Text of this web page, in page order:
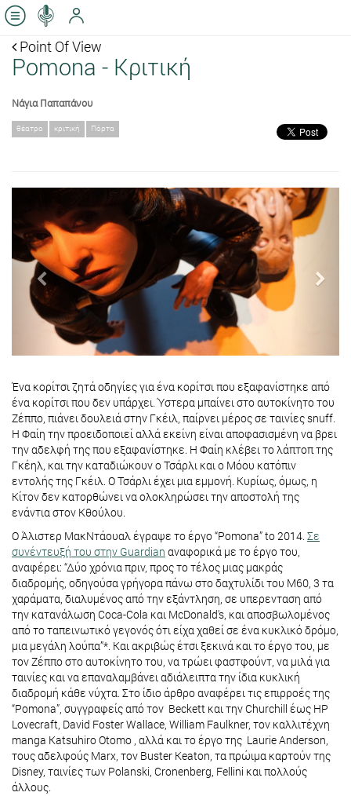
Point Of View
Pomona - Κριτική
Νάγια Παπαπάνου
θέατρο κριτική Πόρτα
Next
Ένα κορίτσι ζητά οδηγίες για ένα κορίτσι που εξαφανίστηκε από
ένα κορίτσι που δεν υπάρχει. Ύστερα μπαίνει στο αυτοκίνητο του
Ζέππο, πιάνει δουλειά στην Γκέιλ, παίρνει μέρος σε ταινίες snuff.
Η Φαίη την προειδοποιεί αλλά εκείνη είναι αποφασισμένη να βρει
την αδελφή της που εξαφανίστηκε. Η Φαίη κλέβει το λάπτοπ της
Γκέηλ, και την καταδιώκουν ο Τσάρλι και ο Μόου κατόπιν
εντολής της Γκέιλ. Ο Τσάρλι έχει μια εμμονή. Κυρίως, όμως, η
Κίτον δεν κατορθώνει να ολοκληρώσει την αποστολή της
ενάντια στον Κθούλου.
O Άλιστερ ΜακΝτάουαλ έγραψε το έργο “Pomona” to 2014. Σε
συνέντευξή του στην Guardian αναφορικά με το έργο του,
αναφέρει: “Δύο χρόνια πριν, προς το τέλος μιας μακράς
διαδρομής, οδηγούσα γρήγορα πάνω στο δαχτυλίδι του Μ60, 3 τα
χαράματα, διαλυμένος από την εξάντληση, σε υπερενταση από
την κατανάλωση Coca-Cola και McDonald's, και αποσβωλομένος
από το ταπεινωτικό γεγονός ότι είχα χαθεί σε ένα κυκλικό δρόμο,
μια μεγάλη λούπα”*. Και ακριβώς έτσι ξεκινά και το έργο του, με
τον Ζέππο στο αυτοκίνητο του, να τρώει φαστφούντ, να μιλά για
ταινίες και να επαναλαμβάνει αδιάλειπτα την ίδια κυκλική
διαδρομή κάθε νύχτα. Στο ίδιο άρθρο αναφέρει τις επιρροές της
“Pomona”, συγγραφείς από τον Beckett και την Churchill έως HP
Lovecraft, David Foster Wallace, William Faulkner, τον καλλιτέχνη
manga Katsuhiro Otomo , αλλά και το έργο της Laurie Anderson,
τους αδελφούς Marx, τον Buster Keaton, τα πρώιμα καρτούν της
Disney, ταινίες των Polanski, Cronenberg, Fellini και πολλούς
άλλους.